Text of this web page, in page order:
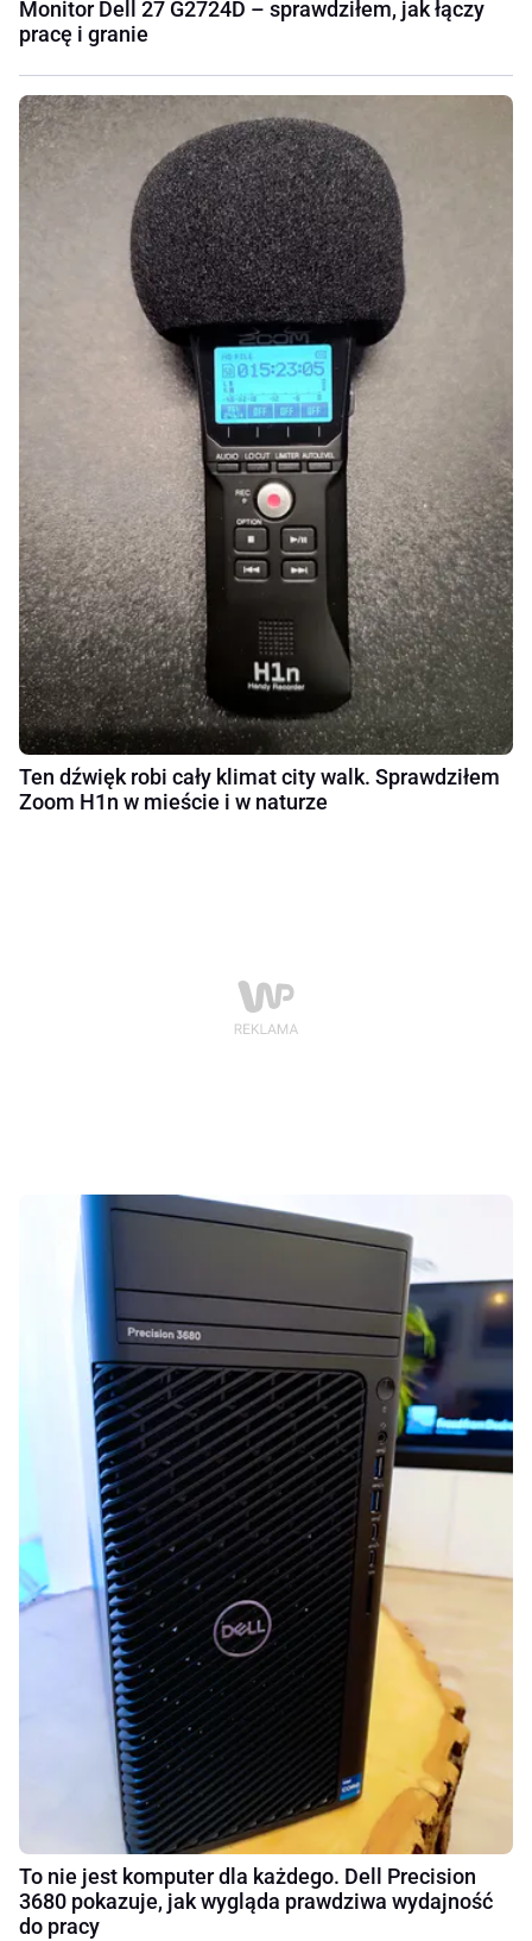
Monitor Dell 27 G2724D – sprawdziłem, jak łączy
pracę i granie
Ten dźwięk robi cały klimat city walk. Sprawdziłem
Zoom H1n w mieście i w naturze
To nie jest komputer dla każdego. Dell Precision
3680 pokazuje, jak wygląda prawdziwa wydajność
do pracy